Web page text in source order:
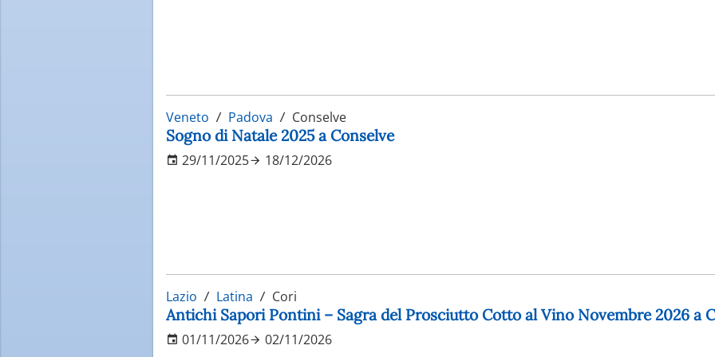
Veneto Padova Conselve
Sogno di Natale 2025 a Conselve
29/11/2025 18/12/2026
Lazio Latina Cori
Antichi Sapori Pontini – Sagra del Prosciutto Cotto al Vino Novembre 2026 a
01/11/2026
02/11/2026